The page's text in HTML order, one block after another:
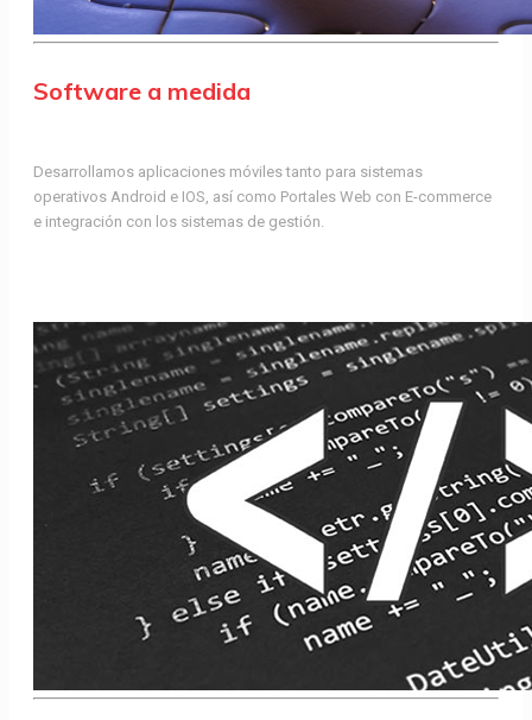
Software a medida
Desarrollamos aplicaciones móviles tanto para sistemas
operativos Android e IOS, así como Portales Web con E-commerce
e integración con los sistemas de gestión.